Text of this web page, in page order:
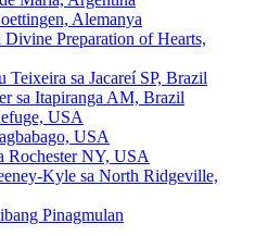
Alemanya
Preparation of Hearts,
sa Jacareí SP, Brazil
sa Itapiranga AM, Brazil
USA
USA
Rochester NY, USA
Kyle sa North Ridgeville,
Pinagmulan